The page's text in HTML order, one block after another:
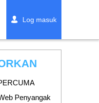
Log masuk
Penyangak